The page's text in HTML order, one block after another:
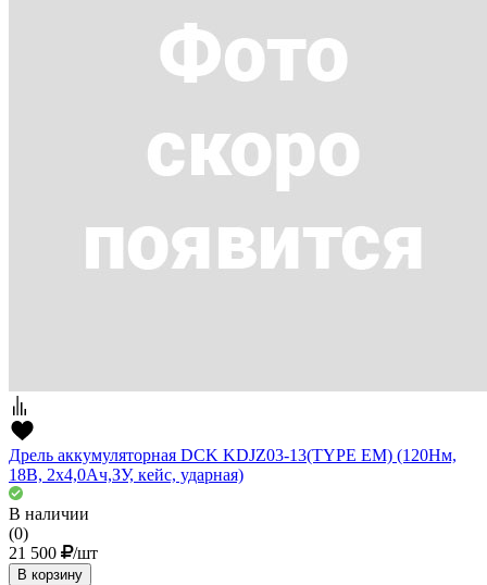
Дрель аккумуляторная DCK KDJZ03-13(TYPE EM) (120Нм,
18В, 2х4,0Ач,ЗУ, кейс, ударная)
В наличии
(0)
21 500
/шт
В корзину